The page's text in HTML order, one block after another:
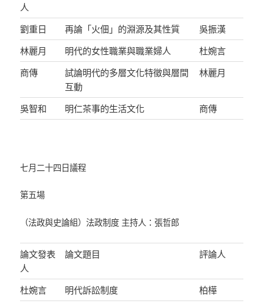
人
劉重日 再論「火佃」的淵源及其性質
吳振漢
林麗月
明代的女性職業與職業婦人
杜婉言
商傳
試論明代的多層文化特徵與層間
互動
林麗月
吳智和 明仁茶事的生活文化 商傳
七月二十四日議程
第五場
（法政與史論組）法政制度 主持人：張哲郎
論文發表
人
論文題目 評論人
杜婉言 明代訴訟制度
柏樺